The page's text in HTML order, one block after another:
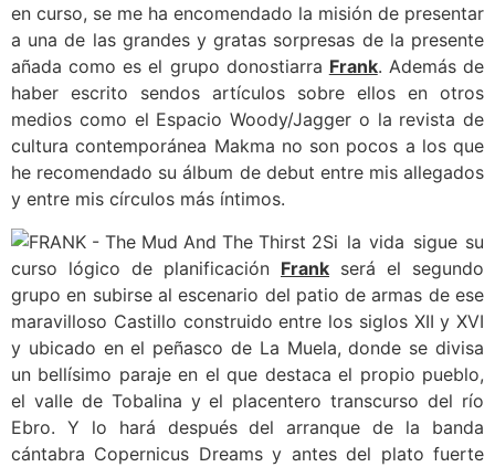
en curso, se me ha encomendado la misión de presentar
a una de las grandes y gratas sorpresas de la presente
añada como es el grupo donostiarra Frank. Además de
haber escrito sendos artículos sobre ellos en otros
medios como el Espacio Woody/Jagger o la revista de
cultura contemporánea Makma no son pocos a los que
he recomendado su álbum de debut entre mis allegados
y entre mis círculos más íntimos.
Si la vida sigue su
curso lógico de planificación Frank será el segundo
grupo en subirse al escenario del patio de armas de ese
maravilloso Castillo construido entre los siglos XII y XVI
y ubicado en el peñasco de La Muela, donde se divisa
un bellísimo paraje en el que destaca el propio pueblo,
el valle de Tobalina y el placentero transcurso del río
Ebro. Y lo hará después del arranque de la banda
cántabra Copernicus Dreams y antes del plato fuerte